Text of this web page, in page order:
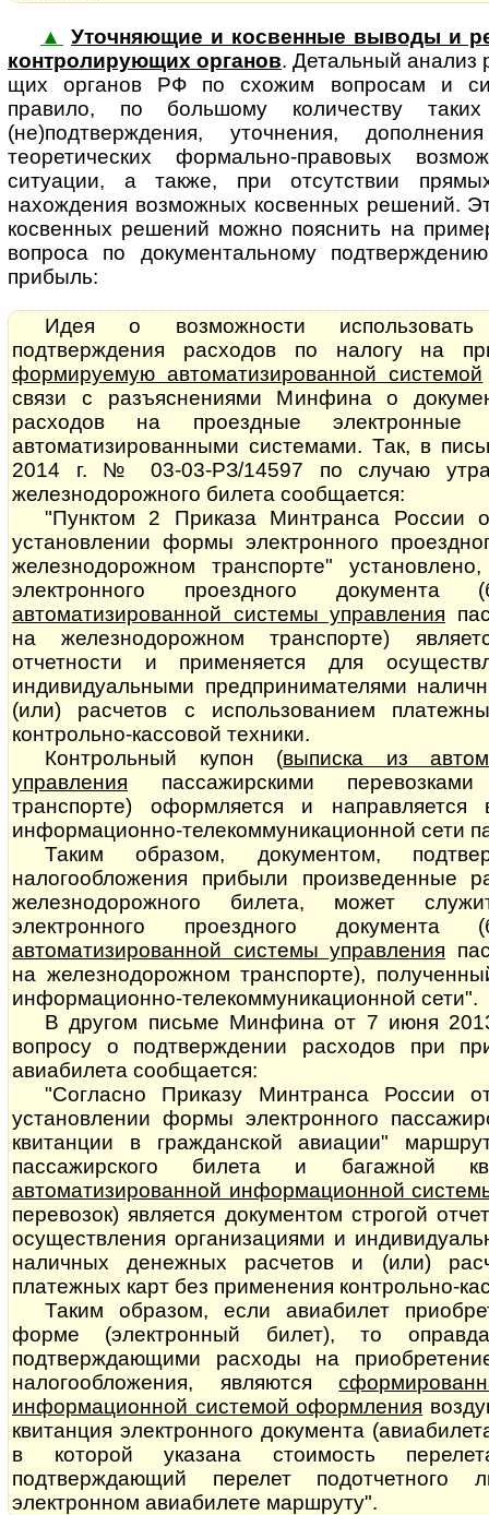
▲
Уточняющие и косвенные выводы и
кон­т­ро­ли­ру­ю­щих ор­га­нов. Де­таль­ный анализ
щих органов РФ по схожим вопросам и
правило, по большому количеству
(не)подтверждения, уточнения,
теоретических формально-правовых
ситуации, а также, при отсутствии
нахождения возможных косвенных решений.
косвенных решений можно пояснить на
вопроса по документальному
прибыль:
Идея о возможности использовать
подтверждения расходов по налогу на
формируемую автоматизированной системой
связи с разъяснениями Минфина о
расходов на проездные электронные
автоматизированными системами. Так, в
2014 г. № 03-03-РЗ/14597 по случаю
железнодорожного билета сообщается:
"Пунктом 2 Приказа Минтранса России
установлении формы электронного
железнодорожном транспорте"
электронного проездного документа
автоматизированной системы управления
на железнодорожном транспорте)
отчетности и применяется для
индивидуальными предпринимателями
(или) расчетов с использованием
контрольно-кассовой техники.
Контрольный купон (выписка из
управления пассажирскими
транспорте) оформляется и
информационно-телекоммуникационной сети
Таким образом, документом,
налогообложения прибыли произведенные
железнодорожного билета, может
электронного проездного документа
автоматизированной системы управления
на железнодорожном транспорте),
информационно-телекоммуникационной сети".
В другом письме Минфина от 7 июня
вопросу о подтверждении расходов при
авиабилета сообщается:
"Согласно Приказу Минтранса России
установлении формы электронного
квитанции в гражданской авиации"
пассажирского билета и багажной
автоматизированной информационной
перевозок) является документом строгой
осуществления организациями и
наличных денежных расчетов и (или)
платежных карт без применения контрольно-
Таким образом, если авиабилет
форме (электронный билет), то
подтверждающими расходы на
налогообложения, являются
информационной системой оформления
квитанция электронного документа
в которой указана стоимость
подтверждающий перелет
электронном авиабилете маршруту".